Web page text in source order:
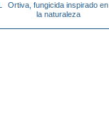
Ortiva, fungicida inspirado en
la naturaleza